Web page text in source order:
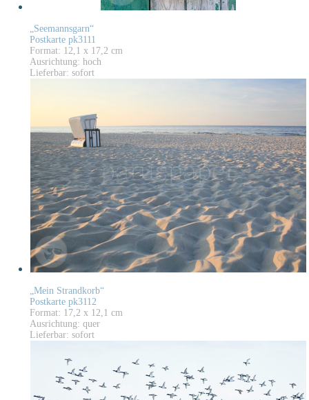
„Seemannsgarn“
Postkarte pk3111
Format: 12,1 x 17,2 cm
Ausrichtung: hoch
Lieferbar: sofort
„Mein Strandkorb“
Postkarte pk3112
Format: 17,2 x 12,1 cm
Ausrichtung: quer
Lieferbar: sofort